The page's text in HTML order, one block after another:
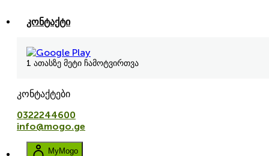
კონტაქტი
1 ათასზე მეტი ჩამოტვირთვა
კონტაქტები
0322244600
info@mogo.ge
MyMogo